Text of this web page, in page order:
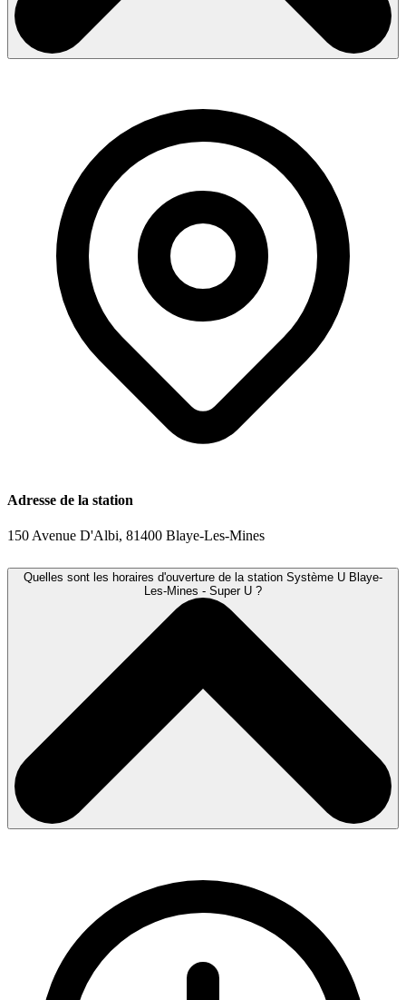
Adresse de la station
150 Avenue D'Albi, 81400 Blaye-Les-Mines
Quelles sont les horaires d'ouverture de la station Système U Blaye-
Les-Mines - Super U ?